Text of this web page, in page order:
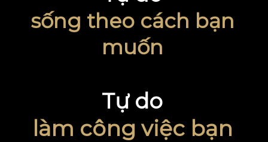
sống theo cách bạn
muốn
Tự do
làm công việc bạn